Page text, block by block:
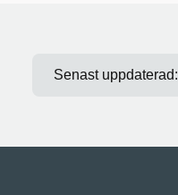
Senast uppdaterad: